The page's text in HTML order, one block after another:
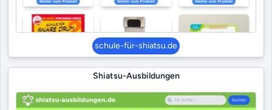
schule-für-shiatsu.de
Shiatsu-Ausbildungen